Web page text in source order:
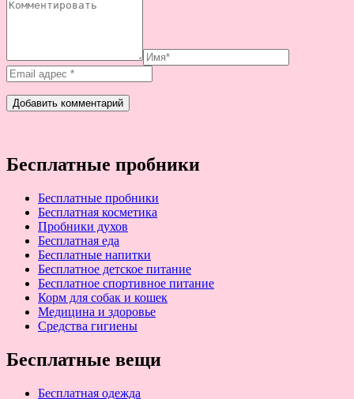
Бесплатные пробники
Бесплатные пробники
Бесплатная косметика
Пробники духов
Бесплатная еда
Бесплатные напитки
Бесплатное детское питание
Бесплатное спортивное питание
Корм для собак и кошек
Медицина и здоровье
Средства гигиены
Бесплатные вещи
Бесплатная одежда